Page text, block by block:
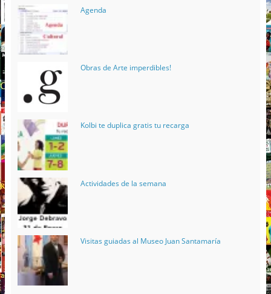
Agenda
Obras de Arte imperdibles!
Kolbi te duplica gratis tu recarga
Actividades de la semana
Visitas guiadas al Museo Juan Santamaría